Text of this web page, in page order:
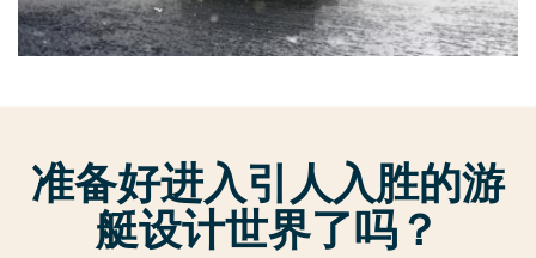
准备好进入引人入胜的游
艇设计世界了吗？